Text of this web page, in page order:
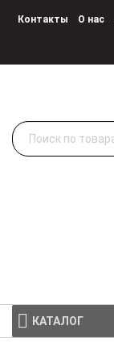
Контакты О нас
Искать:
КАТАЛОГ